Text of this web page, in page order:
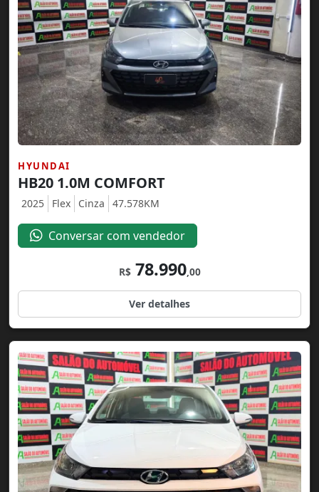
HYUNDAI
HB20 1.0M COMFORT
2025 Flex Cinza 47.578KM
Conversar com vendedor
R$78.990,00
Ver detalhes